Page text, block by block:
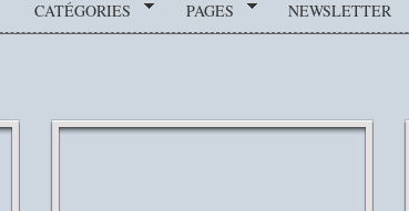
CATÉGORIES PAGES NEWSLETTER